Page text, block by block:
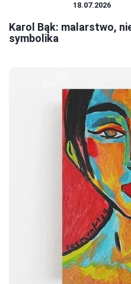
18.07.2026
Karol Bąk: malarstwo,
symbolika